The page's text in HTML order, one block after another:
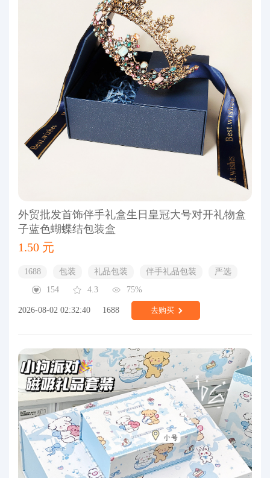
外贸批发首饰伴手礼盒生日皇冠大号对开礼物盒
子蓝色蝴蝶结包装盒
1.50 元
1688 包装 礼品包装 伴手礼品包装
严选
154
4.3 75%
2026-08-02 02:32:40 1688 去购买